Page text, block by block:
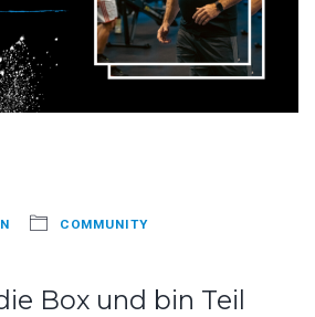
COMMUNITY
Box und bin Teil